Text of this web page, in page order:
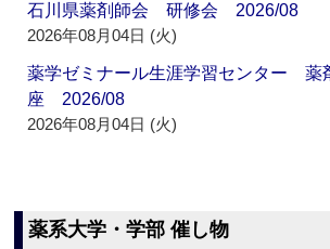
石川県薬剤師会 研修会 2026/08
2026年08月04日 (火)
薬学ゼミナール生涯学習センター 薬
座 2026/08
2026年08月04日 (火)
薬系大学・学部 催し物